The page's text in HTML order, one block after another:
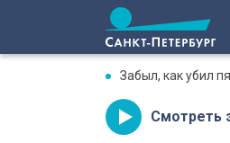
Забыл, как убил
Смотреть